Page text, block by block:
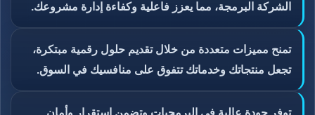
الشركة البرمجة، مما يعزز فاعلية وكفاءة إدارة مشروعك.
تمنح مميزات متعددة من خلال تقديم حلول رقمية مبتكرة،
تجعل منتجاتك وخدماتك تتفوق على منافسيك في السوق.
توفر جودة عالية في البرمجيات وتضمن استقرار وأمان